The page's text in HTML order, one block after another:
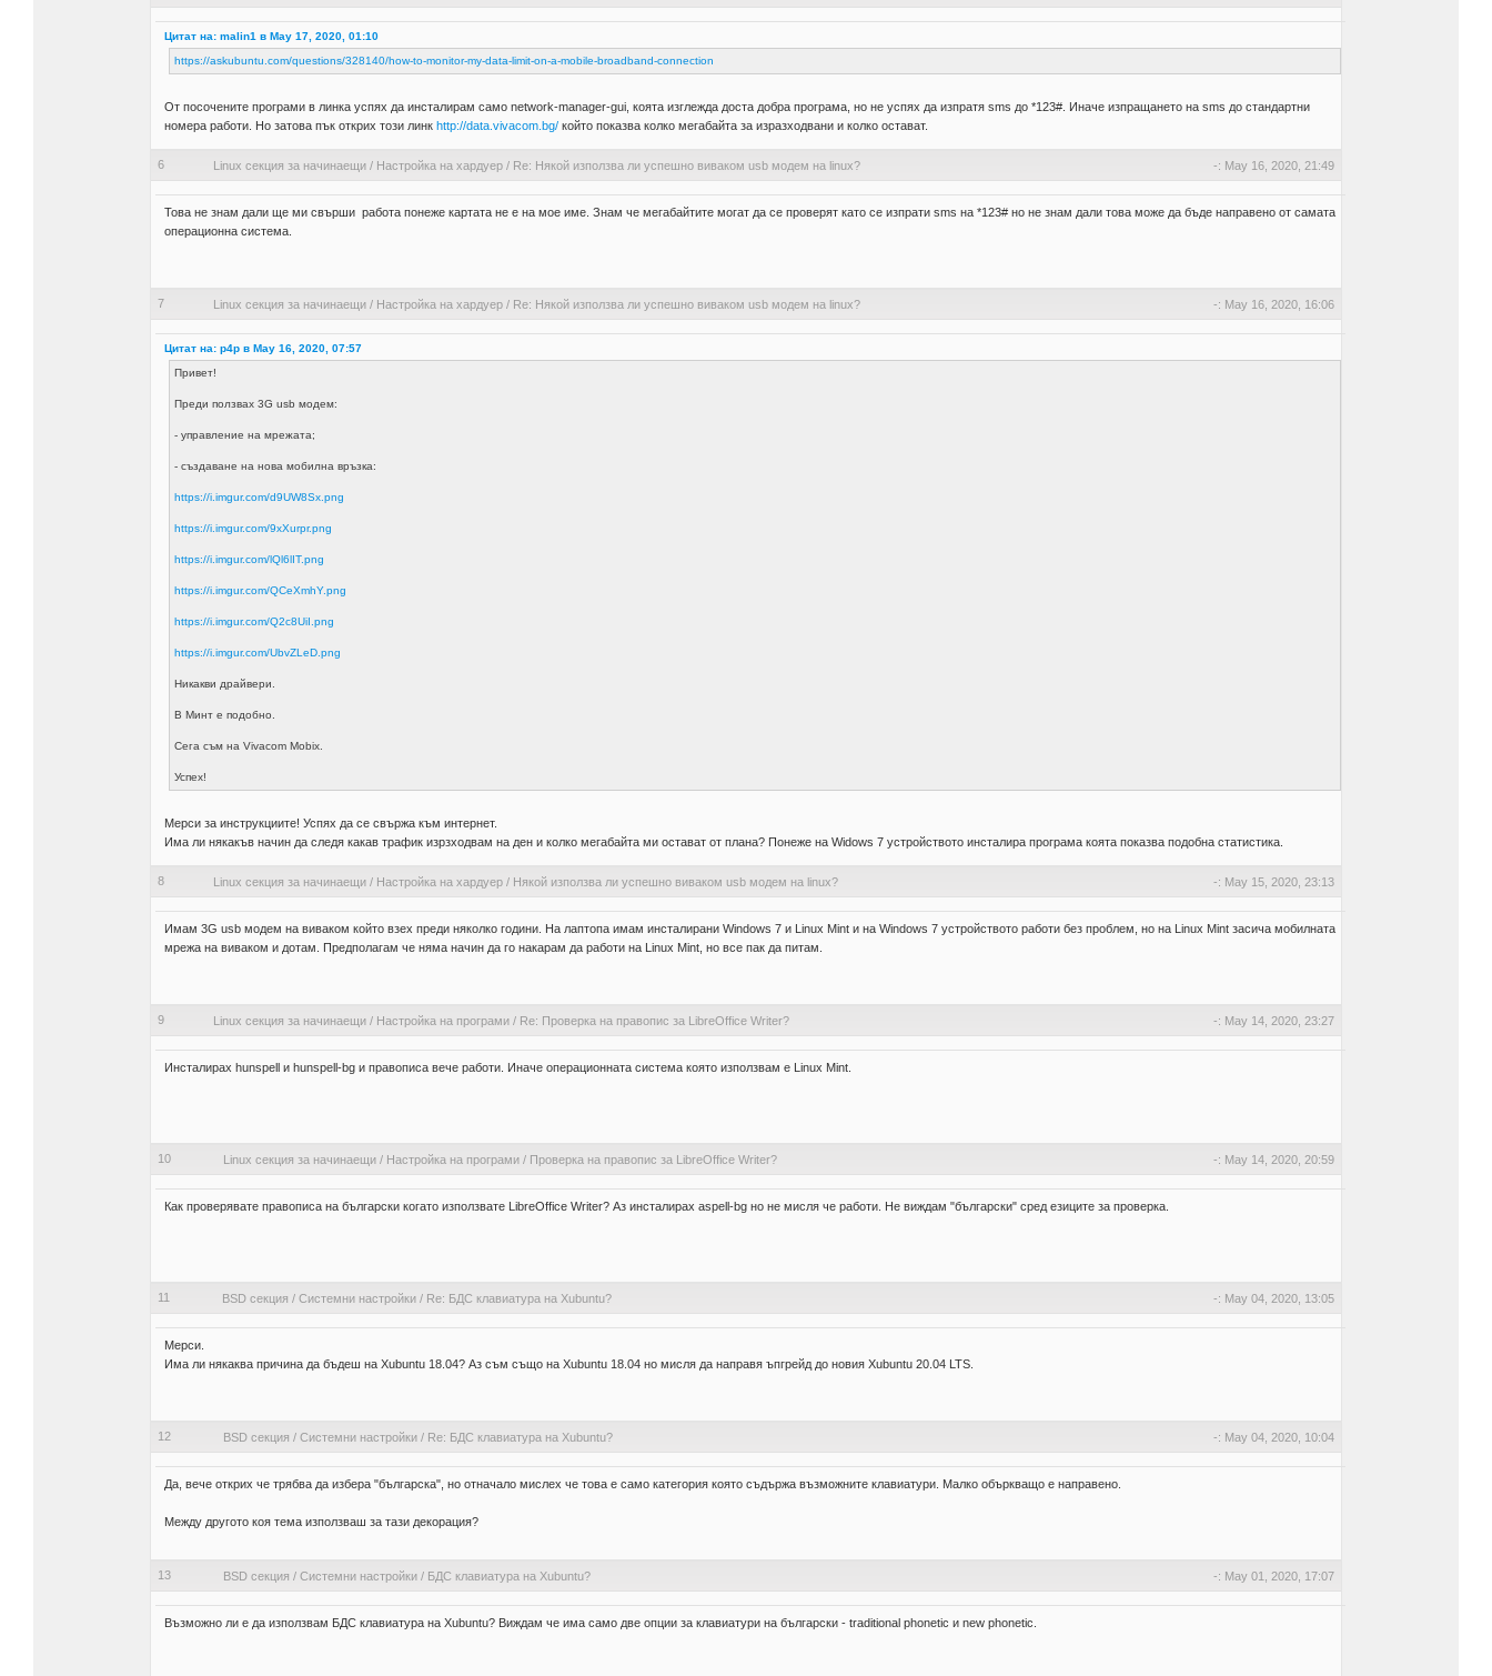
Цитат на: malin1 в May 17, 2020, 01:10
https://askubuntu.com/questions/328140/how-to-monitor-my-data-limit-on-a-mobile-broadband-connection
От посочените програми в линка успях да инсталирам само network-manager-gui, коята изглежда доста добра програма, но не успях да изпратя sms до *123#. Иначе изпращането на sms до стандартни
номера работи. Но затова пък открих този линк http://data.vivacom.bg/ който показва колко мегабайта за изразходвани и колко остават.
6 Linux секция за начинаещи / Настройка на хардуер / Re: Някой използва ли успешно виваком usb модем на linux? -: May 16, 2020, 21:49
Това не знам дали ще ми свърши работа понеже картата не е на мое име. Знам че мегабайтите могат да се проверят като се изпрати sms на *123# но не знам дали това може да бъде направено от самата
операционна система.
7 Linux секция за начинаещи / Настройка на хардуер / Re: Някой използва ли успешно виваком usb модем на linux? -: May 16, 2020, 16:06
Цитат на: p4p в May 16, 2020, 07:57
Привет!
Преди ползвах 3G usb модем:
- управление на мрежата;
- създаване на нова мобилна връзка:
https://i.imgur.com/d9UW8Sx.png
https://i.imgur.com/9xXurpr.png
https://i.imgur.com/lQl6lIT.png
https://i.imgur.com/QCeXmhY.png
https://i.imgur.com/Q2c8UiI.png
https://i.imgur.com/UbvZLeD.png
Никакви драйвери.
В Минт е подобно.
Сега съм на Vivacom Mobix.
Успех!
Мерси за инструкциите! Успях да се свържа към интернет.
Има ли някакъв начин да следя какав трафик изрзходвам на ден и колко мегабайта ми остават от плана? Понеже на Widows 7 устройството инсталира програма коята показва подобна статистика.
8 Linux секция за начинаещи / Настройка на хардуер / Някой използва ли успешно виваком usb модем на linux? -: May 15, 2020, 23:13
Имам 3G usb модем на виваком който взех преди няколко години. На лаптопа имам инсталирани Windows 7 и Linux Mint и на Windows 7 устройството работи без проблем, но на Linux Mint засича мобилната
мрежа на виваком и дотам. Предполагам че няма начин да го накарам да работи на Linux Mint, но все пак да питам.
9 Linux секция за начинаещи / Настройка на програми / Re: Проверка на правопис за LibreOffice Writer? -: May 14, 2020, 23:27
Инсталирах hunspell и hunspell-bg и правописа вече работи. Иначе операционната система която използвам е Linux Mint.
10 Linux секция за начинаещи / Настройка на програми / Проверка на правопис за LibreOffice Writer? -: May 14, 2020, 20:59
Как проверявате правописа на български когато използвате LibreOffice Writer? Аз инсталирах aspell-bg но не мисля че работи. Не виждам "български" сред езиците за проверка.
11 BSD секция / Системни настройки / Re: БДС клавиатура на Xubuntu? -: May 04, 2020, 13:05
Мерси.
Има ли някаква причина да бъдеш на Xubuntu 18.04? Аз съм също на Xubuntu 18.04 но мисля да направя ъпгрейд до новия Xubuntu 20.04 LTS.
12 BSD секция / Системни настройки / Re: БДС клавиатура на Xubuntu? -: May 04, 2020, 10:04
Да, вече открих че трябва да избера "българска", но отначало мислех че това е само категория която съдържа възможните клавиатури. Малко объркващо е направено.
Между другото коя тема използваш за тази декорация?
13 BSD секция / Системни настройки / БДС клавиатура на Xubuntu? -: May 01, 2020, 17:07
Възможно ли е да използвам БДС клавиатура на Xubuntu? Виждам че има само две опции за клавиатури на български - traditional phonetic и new phonetic.